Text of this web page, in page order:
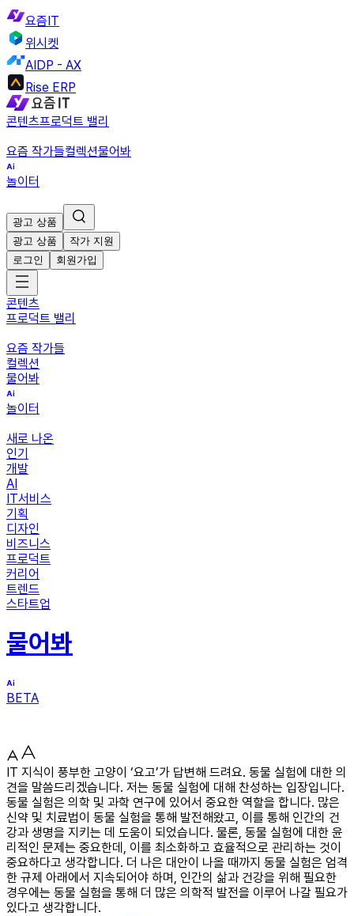
요즘IT
위시켓
AIDP - AX
Rise ERP
콘텐츠프로덕트 밸리
요즘 작가들컬렉션물어봐
놀이터
광고 상품
광고 상품
작가 지원
로그인
회원가입
콘텐츠
프로덕트 밸리
요즘 작가들
컬렉션
물어봐
놀이터
새로 나온
인기
개발
AI
IT서비스
기획
디자인
비즈니스
프로덕트
커리어
트렌드
스타트업
물어봐
BETA
IT 지식이 풍부한 고양이 ‘요고’가 답변해 드려요. 동물 실험에 대한 의
견을 말씀드리겠습니다. 저는 동물 실험에 대해 찬성하는 입장입니다.
동물 실험은 의학 및 과학 연구에 있어서 중요한 역할을 합니다. 많은
신약 및 치료법이 동물 실험을 통해 발전해왔고, 이를 통해 인간의 건
강과 생명을 지키는 데 도움이 되었습니다. 물론, 동물 실험에 대한 윤
리적인 문제는 중요한데, 이를 최소화하고 효율적으로 관리하는 것이
중요하다고 생각합니다. 더 나은 대안이 나올 때까지 동물 실험은 엄격
한 규제 아래에서 지속되어야 하며, 인간의 삶과 건강을 위해 필요한
경우에는 동물 실험을 통해 더 많은 의학적 발전을 이루어 나갈 필요가
있다고 생각합니다.